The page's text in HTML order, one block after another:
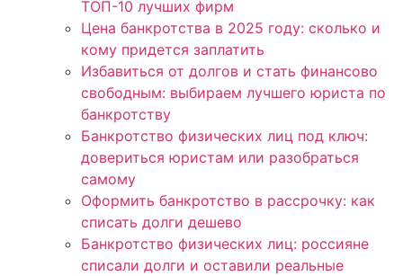
ТОП-10 лучших фирм
Цена банкротства в 2025 году: сколько и
кому придется заплатить
Избавиться от долгов и стать финансово
свободным: выбираем лучшего юриста по
банкротству
Банкротство физических лиц под ключ:
довериться юристам или разобраться
самому
Оформить банкротство в рассрочку: как
списать долги дешево
Банкротство физических лиц: россияне
списали долги и оставили реальные